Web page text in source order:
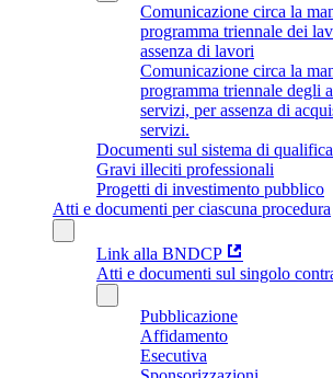
Comunicazione circa la
programma triennale dei
assenza di lavori
Comunicazione circa la
programma triennale degli
servizi, per assenza di
servizi.
Documenti sul sistema di
Gravi illeciti professionali
Progetti di investimento pubblico
Atti e documenti per ciascuna procedura
Link alla BNDCP
Atti e documenti sul singolo
Pubblicazione
Affidamento
Esecutiva